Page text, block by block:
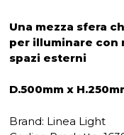
Una mezza sfera
per illuminare con
spazi esterni
D.500mm x
Brand: Linea Light